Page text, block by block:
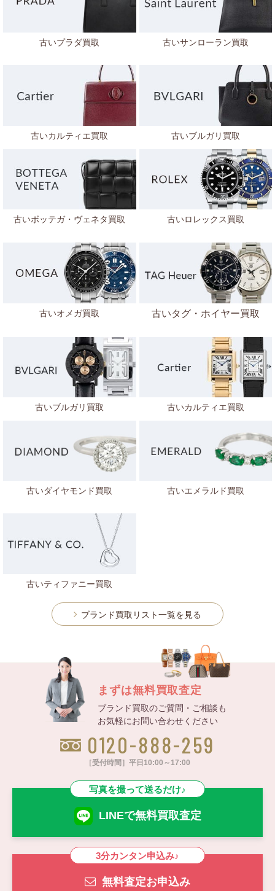
古いプラダ買取 古いサンローラン買取
古いカルティエ買取 古いブルガリ買取
古いボッテガ・ヴェネタ買取 古いロレックス買取
古いオメガ買取 古いタグ・ホイヤー買取
古いブルガリ買取 古いカルティエ買取
古いダイヤモンド買取 古いエメラルド買取
古いティファニー買取
ブランド買取リスト一覧を見る
まずは無料買取査定
ブランド買取のご質問・ご相談も
お気軽にお問い合わせください
0120-888-259
［受付時間］平日10:00～17:00
LINEで無料買取査定
写真を撮って送るだけ♪
無料査定お申込み
3分カンタン申込み♪